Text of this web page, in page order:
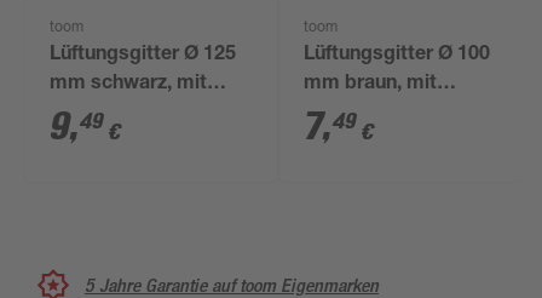
toom
Lüftungsgitter Ø 125
mm schwarz, mit
Insektenschutzgitter
9,49 €
toom
Lüftungsgitter Ø 100
mm braun, mit
Insektenschutzgitter
7,49 €
5 Jahre Garantie auf toom Eigenmarken